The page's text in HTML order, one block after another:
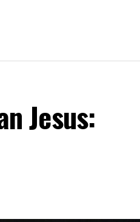
Jesus: